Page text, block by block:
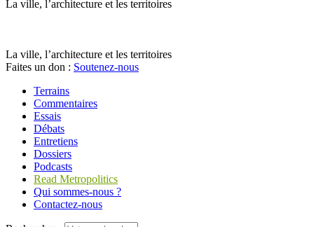
La ville, l’architecture et les territoires
La ville, l’architecture et les territoires
Faites un don : Soutenez-nous
Terrains
Commentaires
Essais
Débats
Entretiens
Dossiers
Podcasts
Read Metropolitics
Qui sommes-nous ?
Contactez-nous